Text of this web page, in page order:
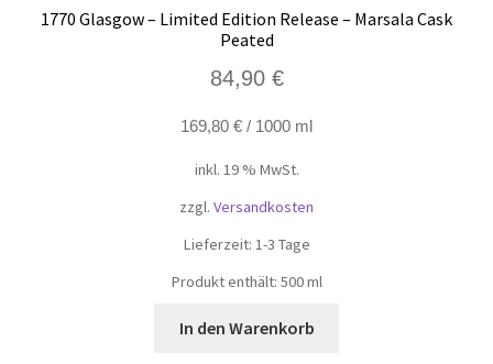
1770 Glasgow – Limited Edition Release – Marsala Cask
Peated
84,90 €
169,80 € / 1000 ml
inkl. 19 % MwSt.
zzgl. Versandkosten
Lieferzeit: 1-3 Tage
Produkt enthält: 500ml
In den Warenkorb